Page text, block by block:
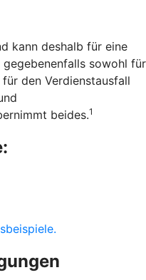
kann deshalb für eine
gegebenenfalls sowohl für
den Verdienstausfall
beides.1